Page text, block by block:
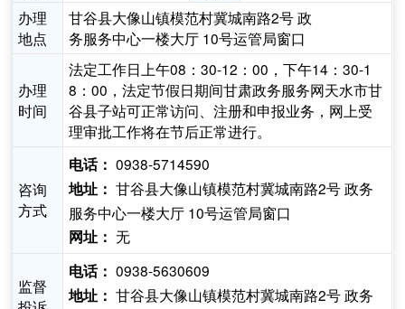
办理
地点
甘谷县大像山镇模范村冀城南路2号 政
务服务中心一楼大厅 10号运管局窗口
办理
时间
法定工作日上午08：30-12：00，下午14：30-1
8：00，法定节假日期间甘肃政务服务网天水市甘
谷县子站可正常访问、注册和申报业务，网上受
理审批工作将在节后正常进行。
咨询
方式
电话： 0938-5714590
地址： 甘谷县大像山镇模范村冀城南路2号 政务
服务中心一楼大厅 10号运管局窗口
网址： 无
监督
电话： 0938-5630609
地址： 甘谷县大像山镇模范村冀城南路2号 政务